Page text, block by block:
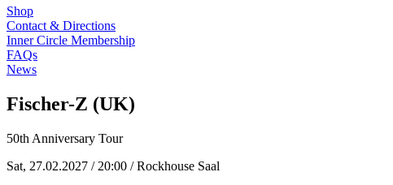
Shop
Contact & Directions
Inner Circle Membership
FAQs
News
Fischer-Z (UK)
50th Anniversary Tour
Sat, 27.02.2027 / 20:00 / Rockhouse Saal